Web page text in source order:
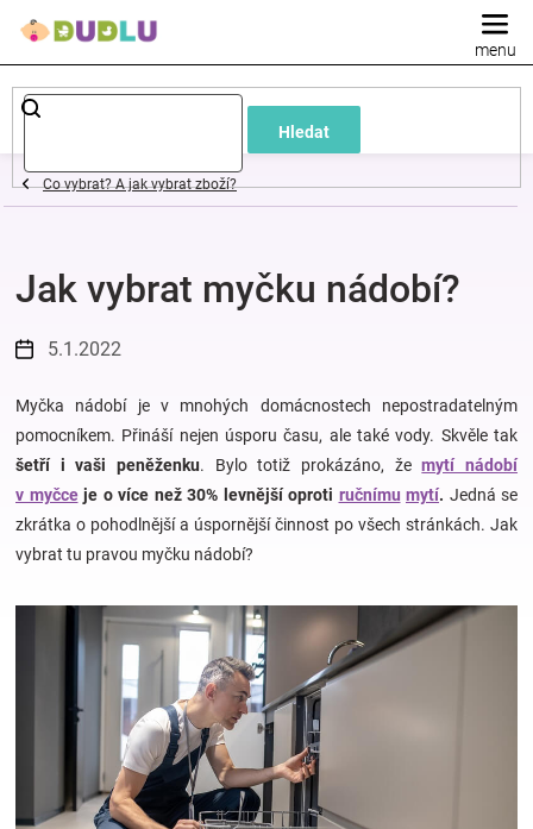
Hledat
Dětské
a
oblečení
Pokojíček
a
kojenecká
výbava
zábava
Co vybrat? A jak vybrat zboží?
Jak vybrat myčku nádobí?
5.1.2022
Myčka nádobí je v mnohých domácnostech nepostradatelným
pomocníkem. Přináší nejen úsporu času, ale také vody. Skvěle tak
šetří i vaši peněženku. Bylo totiž prokázáno, žemytí nádobí
v myčceje o více než 30% levnější oproti ručnímu mytí. Jedná se
zkrátka o pohodlnější a úspornější činnost po všech stránkách. Jak
vybrat tu pravou myčku nádobí?